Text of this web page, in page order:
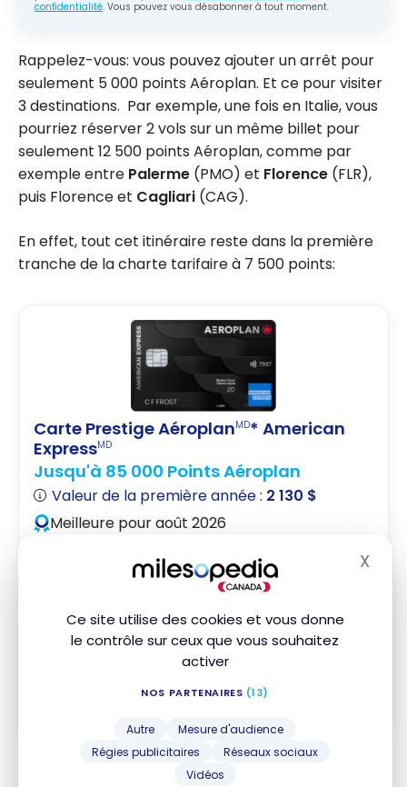
Ce site utilise des cookies et vous donne
le contrôle sur ceux que vous souhaitez
activer
NOS PARTENAIRES (13)
Autre
Mesure d'audience
Régies publicitaires
Réseaux sociaux
Vidéos
X
confidentialité. Vous pouvez vous désabonner à tout moment.
Rappelez-vous: vous pouvez ajouter un arrêt pour
seulement 5 000 points Aéroplan. Et ce pour visiter
3 destinations. Par exemple, une fois en Italie, vous
pourriez réserver 2 vols sur un même billet pour
seulement 12 500 points Aéroplan, comme par
exemple entre Palerme (PMO) et Florence (FLR),
puis Florence et Cagliari (CAG).
En effet, tout cet itinéraire reste dans la première
tranche de la charte tarifaire à 7 500 points:
Carte Prestige AéroplanMD* American
ExpressMD
Jusqu'à 85 000 Points Aéroplan
Valeur de la première année : 2 130 $
Meilleure pour août 2026
3 fois les points
Salons Feuille d’érableMC*
Tarif préférentiel
Souscrire